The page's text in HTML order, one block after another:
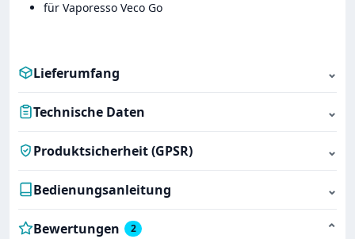
für Vaporesso Veco Go
Lieferumfang ⌄
Technische Daten ⌄
Produktsicherheit (GPSR) ⌄
Bedienungsanleitung ⌄
Bewertungen 2 ⌄